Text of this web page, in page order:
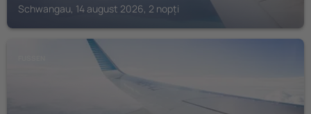
Schwangau, 14 august 2026, 2 nopți